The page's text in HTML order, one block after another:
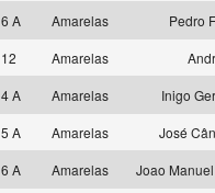
6 A Amarelas
Pedro
12 Amarelas
4 A Amarelas
Inigo
5 A Amarelas
José
6 A Amarelas
Joao